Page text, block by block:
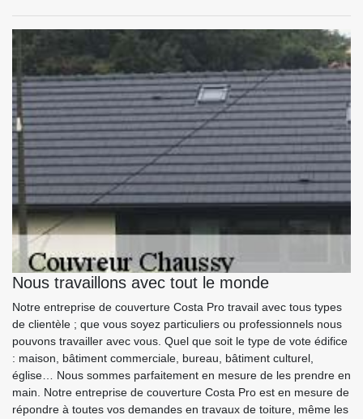
Nous travaillons avec tout le monde
Notre entreprise de couverture Costa Pro travail avec tous types
de clientèle ; que vous soyez particuliers ou professionnels nous
pouvons travailler avec vous. Quel que soit le type de vote édifice
: maison, bâtiment commerciale, bureau, bâtiment culturel,
église… Nous sommes parfaitement en mesure de les prendre en
main. Notre entreprise de couverture Costa Pro est en mesure de
répondre à toutes vos demandes en travaux de toiture, même les